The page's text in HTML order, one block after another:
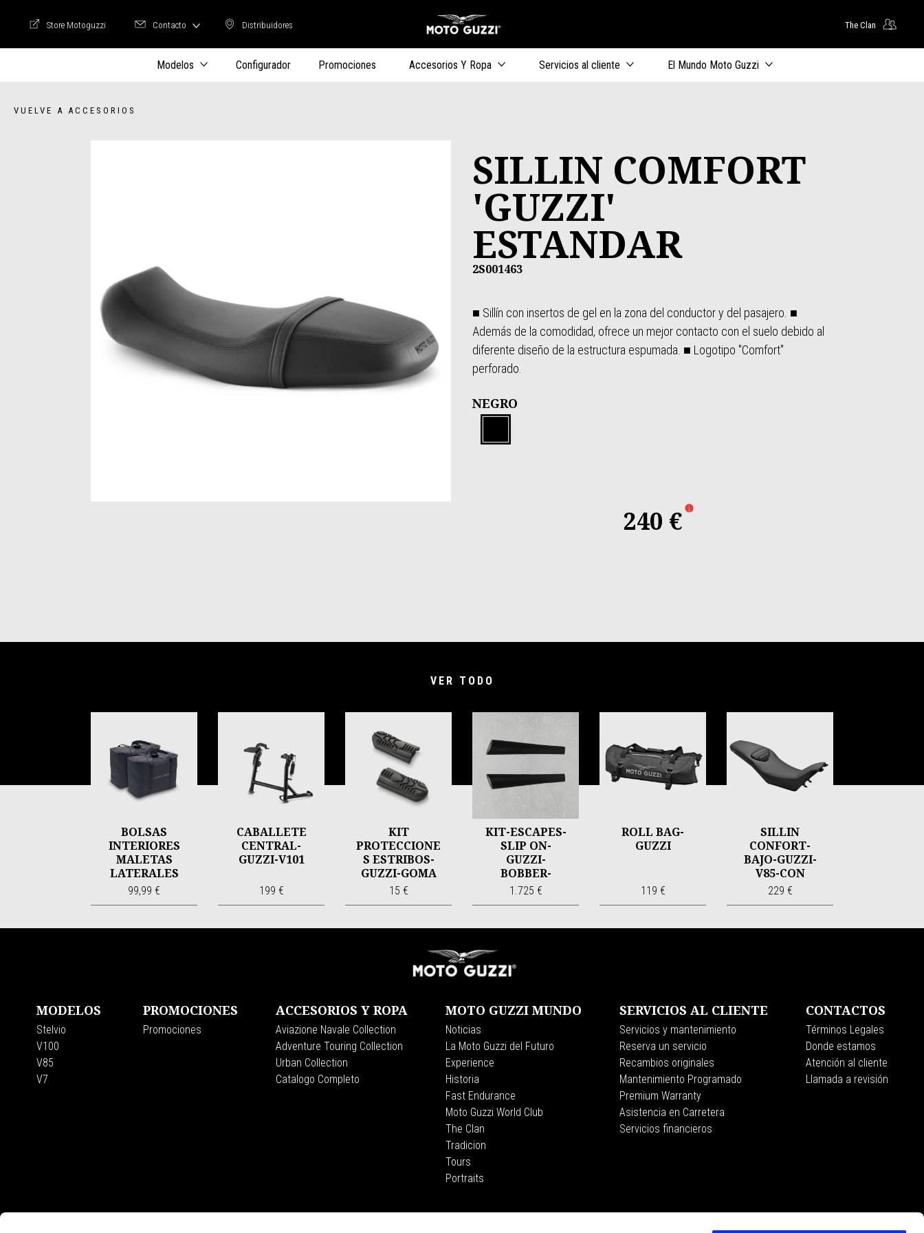
Distribuidores
Distribuidores
Store Motoguzzi
Store Motoguzzi Contacto The Clan
Modelos Configurador Promociones Accesorios Y Ropa Servicios al cliente El Mundo Moto Guzzi
VUELVE A ACCESORIOS
SILLIN COMFORT
'GUZZI'
ESTANDAR
2S001463
■ Sillín con insertos de gel en la zona del conductor y del pasajero. ■
Además de la comodidad, ofrece un mejor contacto con el suelo debido al
diferente diseño de la estructura espumada. ■ Logotipo "Comfort"
perforado.
NEGRO
NEGRO
240 €
VER TODO
BOLSAS
INTERIORES
MALETAS
LATERALES
33L-39L 'GUZZI'
V85TT-
99,99 €
CABALLETE
CENTRAL-
GUZZI-V101
199 €
KIT
PROTECCIONE
S ESTRIBOS-
GUZZI-GOMA
15 €
KIT-ESCAPES-
SLIP ON-
GUZZI-
BOBBER-
HOMOLOGADO
1.725 €
ROLL BAG-
GUZZI
119 €
SILLIN
CONFORT-
BAJO-GUZZI-
V85-CON
PREINSTALACI
229 €
Item
MODELOS
Stelvio
V100
V85
V7
PROMOCIONES
Promociones
ACCESORIOS Y ROPA
Aviazione Navale Collection
Adventure Touring Collection
Urban Collection
Catalogo Completo
MOTO GUZZI MUNDO
Noticias
La Moto Guzzi del Futuro
Experience
Historia
Fast Endurance
Moto Guzzi World Club
The Clan
Tradicion
Tours
Portraits
SERVICIOS AL CLIENTE
Servicios y mantenimiento
Reserva un servicio
Recambios originales
Mantenimiento Programado
Premium Warranty
Asistencia en Carretera
Servicios financieros
CONTACTOS
Términos Legales
Donde estamos
Atención al cliente
Llamada a revisión